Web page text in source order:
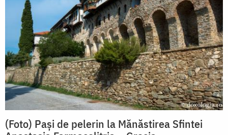
(Foto) Pași de pelerin la Mănăstirea Sfintei